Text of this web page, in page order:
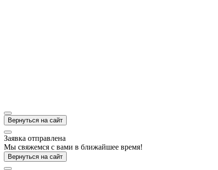
Вернуться на сайт
Заявка отправлена
Мы свяжемся с вами в ближайшее время!
Вернуться на сайт